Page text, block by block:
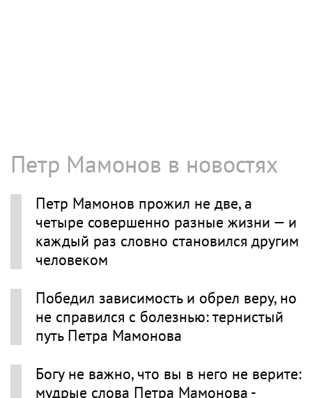
Петр Мамонов в новостях
Петр Мамонов прожил не две, а
четыре совершенно разные жизни — и
каждый раз словно становился другим
человеком
Победил зависимость и обрел веру, но
не справился с болезнью: тернистый
путь Петра Мамонова
Богу не важно, что вы в него не верите:
мудрые слова Петра Мамонова -